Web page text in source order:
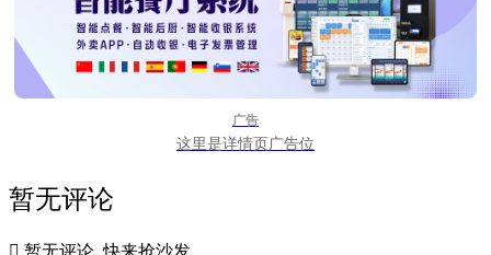
广告
这里是详情页广告位
暂无评论
 暂无评论, 快来抢沙发